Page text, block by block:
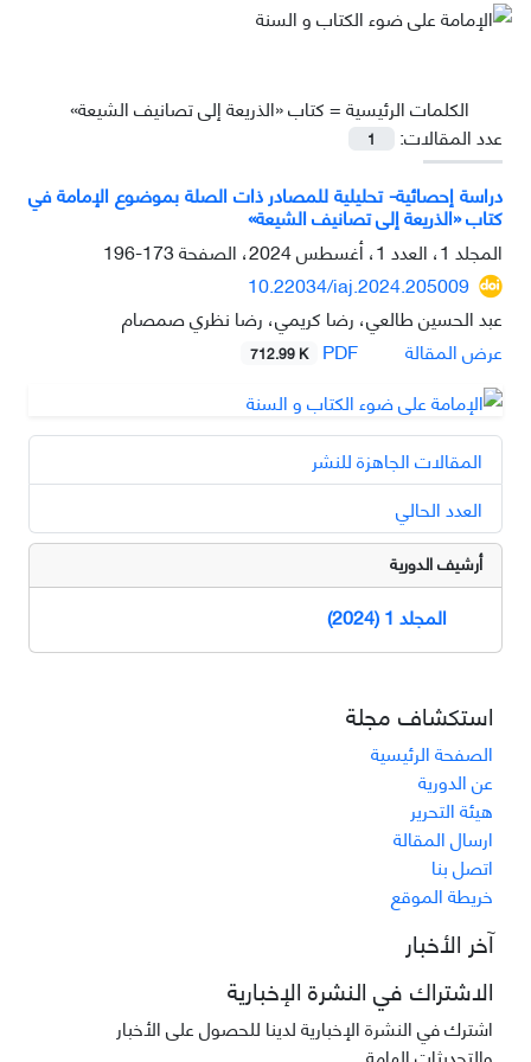
الكلمات الرئيسية =كتاب «الذريعة إلى تصانيف الشيعة»
عدد المقالات:
1
دراسة إحصائية- تحليلية للمصادر ذات الصلة بموضوع الإمامة في
كتاب «الذريعة إلى تصانيف الشيعة»
المجلد 1، العدد 1، أغسطس 2024، الصفحة
173-196
10.22034/iaj.2024.205009
عبد الحسين طالعي، رضا كريمي، رضا نظري صمصام
عرض المقالة
712.99 K
المقالات الجاهزة للنشر
العدد الحالي
أرشيف الدورية
المجلد 1 (2024)
استكشاف مجلة
الصفحة الرئيسية
عن الدورية
هيئة التحرير
ارسال المقالة
اتصل بنا
خريطة الموقع
آخر الأخبار
الاشتراك في النشرة الإخبارية
اشترك في النشرة الإخبارية لدينا للحصول على الأخبار